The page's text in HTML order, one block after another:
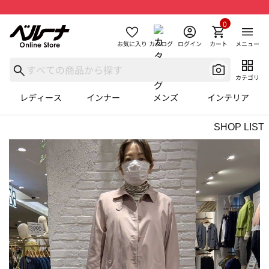
お気に入り カタログ ログイン カート
0
メニュー
カテゴリ
レディース インナー メンズ インテリア
SHOP LIST